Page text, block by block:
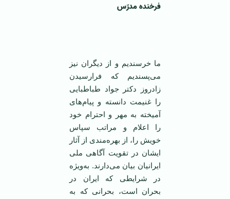
فرخنده مدرّس
ما خرسندیم و از دیگران نیز
می‌پسندیم که فرارسیدن
زادروز دکتر جواد طباطبایی
را غنیمت دانسته و پیام‌های
آمیخته به مهر و احترام خود
را اعلام و مراتب سپاس
خویش را، از بهره‌مندی از آثار
ایشان در تقویت آگاهی ملی
ایرانیان بیان می‌دارند. به‌ویژه
در شرایطی که ایران در
بحران است، بحرانی که به